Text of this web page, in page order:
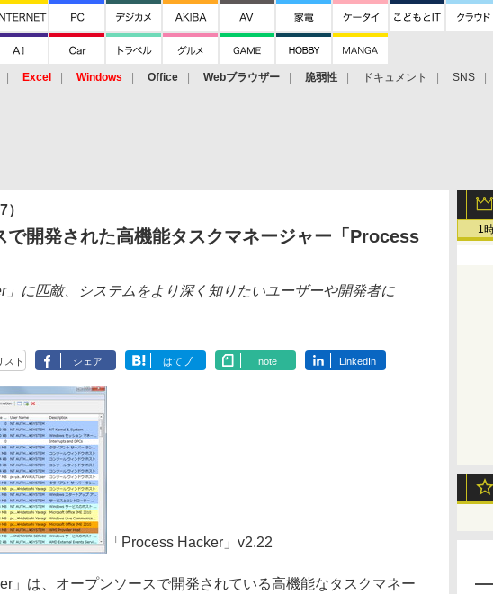
Excel Windows Office Webブラウザー 脆弱性 ドキュメント SNS
1
）
で開発された高機能タスクマネージャー「Process
」に匹敵、システムをより深く知りたいユーザーや開発者に
スト シェア はてブ note LinkedIn
「Process Hacker」v2.22
」は、オープンソースで開発されている高機能なタスクマネー